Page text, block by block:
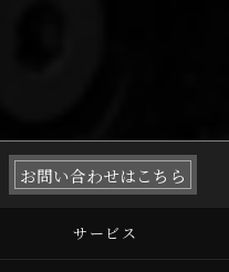
お問い合わせはこちら
サービス